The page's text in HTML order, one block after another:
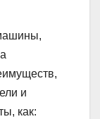
и
как: